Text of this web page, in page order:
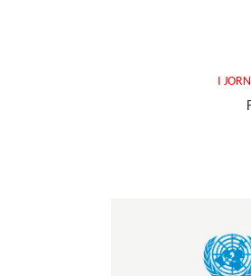
I